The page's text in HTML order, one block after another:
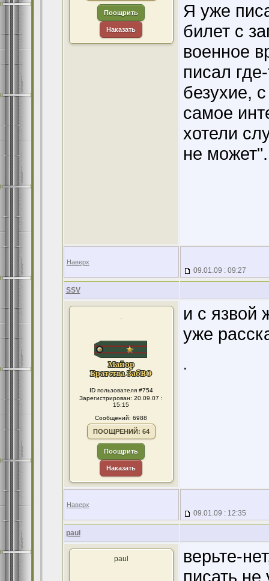
Поощрить
Наказать
Я уже
билет с
военное
писал
безухие,
самое
хотели
не
Наверх
09.01.09 : 09:27
SSV
.
ID пользователя #754
Зарегистрирован: 20.09.07 :
15:15
Сообщений: 6988
ПООЩРЕНИЙ: 64
Поощрить
Наказать
и с язвой
уже
.
Наверх
09.01.09 : 12:35
paul
paul
верьте-
писать не